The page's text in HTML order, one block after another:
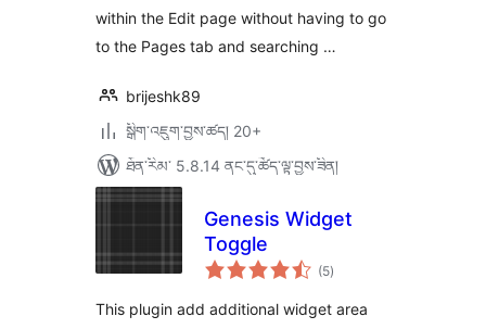
within the Edit page without having to go
to the Pages tab and searching …
brijeshk89
སྒྲིག་འཇུག་བྱས་ཚད། 20+
ཐོན་རིམ་ 5.8.14 ནང་དུ་ཚོད་ལྟ་བྱས་ཟིན།
Genesis Widget
Toggle
(5གདེང་
འཇོག་
ཚང་།
)
This plugin add additional widget area